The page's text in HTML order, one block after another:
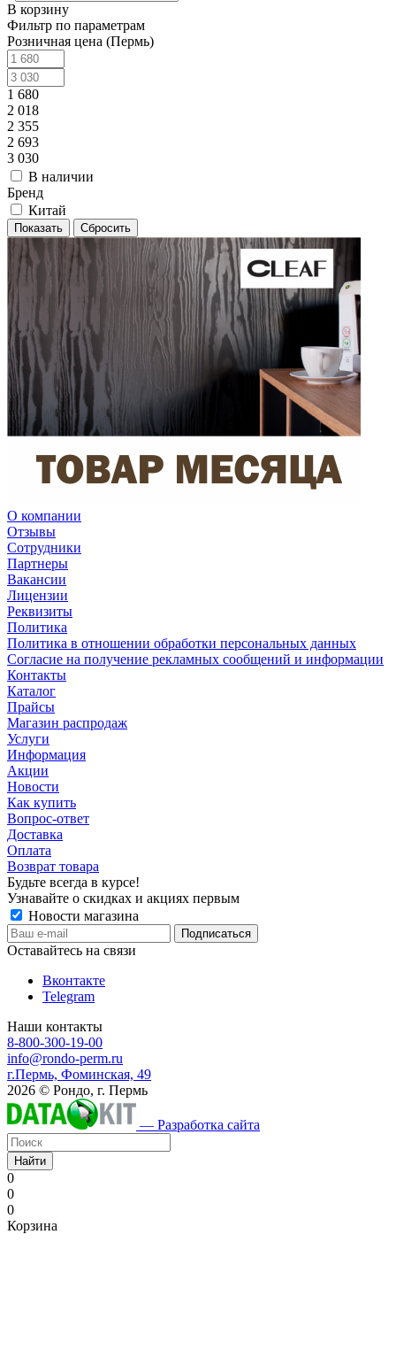
В корзину
Фильтр по параметрам
Розничная цена (Пермь)
1 680
2 018
2 355
2 693
3 030
В наличии
Бренд
Китай
Сбросить
О компании
Отзывы
Сотрудники
Партнеры
Вакансии
Лицензии
Реквизиты
Политика
Политика в отношении обработки персональных данных
Согласие на получение рекламных сообщений и информации
Контакты
Каталог
Прайсы
Магазин распродаж
Услуги
Информация
Акции
Новости
Как купить
Вопрос-ответ
Доставка
Оплата
Возврат товара
Будьте всегда в курсе!
Узнавайте о скидках и акциях первым
Новости магазина
Оставайтесь на связи
Вконтакте
Telegram
Наши контакты
8-800-300-19-00
info@rondo-perm.ru
г.Пермь, Фоминская, 49
2026 © Рондо, г. Пермь
— Разработка сайта
Найти
0
0
0
Корзина